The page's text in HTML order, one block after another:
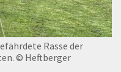
Rasse der
© Heftberger